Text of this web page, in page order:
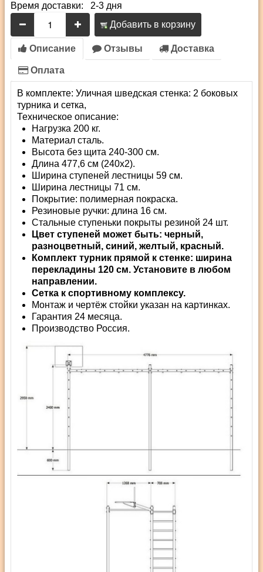
Время доставки: 2-3 дня
Добавить в корзину
Описание Отзывы Доставка
Оплата
В комплекте: Уличная шведская стенка: 2 боковых
турника и сетка,
Техническое описание:
Нагрузка 200 кг.
Материал сталь.
Высота без щита 240-300 см.
Длина 477,6 см (240х2).
Ширина ступеней лестницы 59 см.
Ширина лестницы 71 см.
Покрытие: полимерная покраска.
Резиновые ручки: длина 16 см.
Стальные ступеньки покрыты резиной 24 шт.
Цвет ступеней может быть: черный,
разноцветный, синий, желтый, красный.
Комплект турник прямой к стенке: ширина
перекладины 120 см. Установите в любом
направлении.
Сетка к спортивному комплексу.
Монтаж и чертёж стойки указан на картинках.
Гарантия 24 месяца.
Производство Россия.